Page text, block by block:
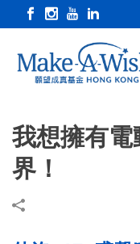
我想擁有
界！